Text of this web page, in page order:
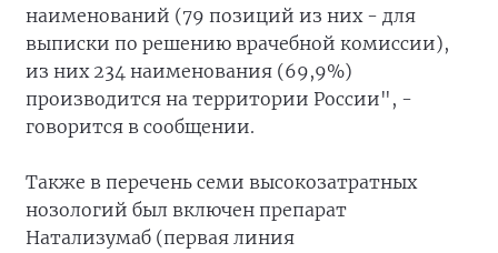
наименований (79 позиций из них - для
выписки по решению врачебной комиссии),
из них 234 наименования (69,9%)
производится на территории России", -
говорится в сообщении.
Также в перечень семи высокозатратных
нозологий был включен препарат
Натализумаб (первая линия